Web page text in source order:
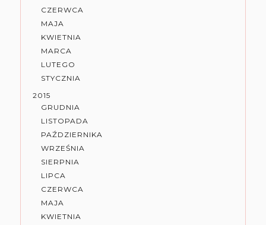
CZERWCA
MAJA
KWIETNIA
MARCA
LUTEGO
STYCZNIA
2015
GRUDNIA
LISTOPADA
PAŹDZIERNIKA
WRZEŚNIA
SIERPNIA
LIPCA
CZERWCA
MAJA
KWIETNIA